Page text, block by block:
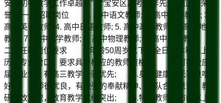
安区初中教学工作卓越奖”、“宝安区高考工作先进单位”等荣
誉。 一、招聘岗位 1. 高中语文教师; 2. 高中数学教师; 3.
高中英语教师; 4. 高中日语教师; 5. 高中政治教师; 6. 高中地理
教师; 7. 高中化学教师; 8. 高中物理教师; 9. 高中生物教师
二、任职岗位要求 1.年龄50周岁以下，全日制本科以上学
历，专业对口，要求具备相应的教师资格证; 2.可接受应
届毕业生，有高三教学经验优先; 3.身体健康，无不良嗜
好; 4.师德优良，有较强的奉献精神、团队合作意识、教
研教改意识，教育教学成绩突出; 5.特级教师、市级以上